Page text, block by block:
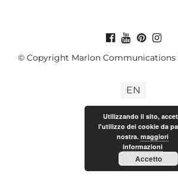
© Copyright Marlon Communications
EN
Utilizzando il sito,
l'utilizzo dei cookie da
nostra. maggiori
informazioni
Accetto